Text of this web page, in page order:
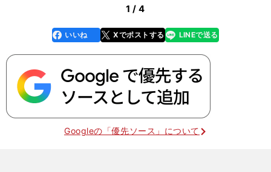
1 / 4
faceboo
k
いいね Xでポストする
line LINEで送る
Googleの「優先ソース」について